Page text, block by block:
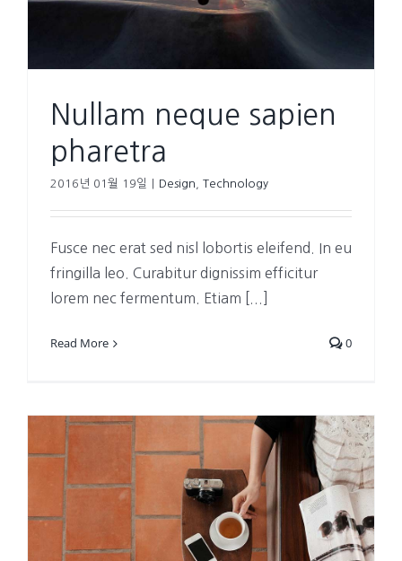
Nullam neque sapien
pharetra
2016년 01월 19일 Design Technology
Fusce nec erat sed nisl lobortis eleifend. In eu
fringilla leo. Curabitur dignissim efficitur
lorem nec fermentum. Etiam [...]
Read More 0